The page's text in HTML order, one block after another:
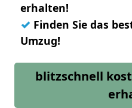
erhalten!
✓ Finden Sie das
Umzug!
blitzschnell